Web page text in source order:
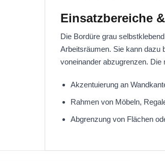
Einsatzbereiche
Die Bordüre grau
Arbeitsräumen. Sie kann dazu
voneinander abzugrenzen.
Akzentuierung an
Rahmen von Möbeln,
Abgrenzung von Flächen